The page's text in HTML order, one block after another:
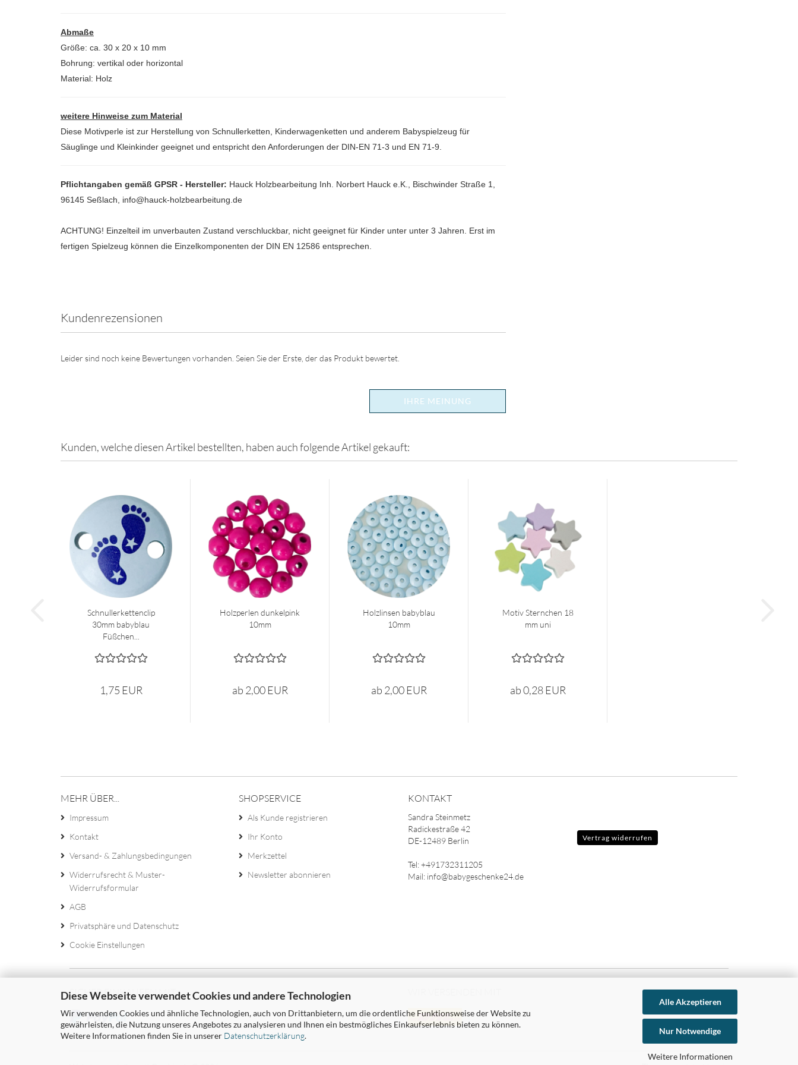
Diese Webseite verwendet Cookies und andere Technologien
Wir verwenden Cookies und ähnliche Technologien, auch von Drittanbietern, um die ordentliche Funktionsweise der Website zu
gewährleisten, die Nutzung unseres Angebotes zu analysieren und Ihnen ein bestmögliches Einkaufserlebnis bieten zu können.
Weitere Informationen finden Sie in unserer Datenschutzerklärung.
Alle Akzeptieren
Nur Notwendige
Weitere Informationen
Abmaße
Größe: ca. 30 x 20 x 10 mm
Bohrung: vertikal oder horizontal
Material: Holz
weitere Hinweise zum Material
Diese Motivperle ist zur Herstellung von Schnullerketten, Kinderwagenketten und anderem Babyspielzeug für
Säuglinge und Kleinkinder geeignet und entspricht den Anforderungen der DIN-EN 71-3 und EN 71-9
Pflichtangaben gemäß GPSR - Hersteller: Hauck Holzbearbeitung Inh. Norbert Hauck e.K., Bischwinder Straße 1,
96145 Seßlach, info@hauck-holzbearbeitung.de
ACHTUNG! Einzelteil im unverbauten Zustand verschluckbar, nicht geeignet für Kinder unter unter 3 Jahren. Erst im
fertigen Spielzeug können die Einzelkomponenten der DIN EN 12586 entsprechen.
Kundenrezensionen
Leider sind noch keine Bewertungen vorhanden. Seien Sie der Erste, der das Produkt bewertet.
IHRE MEINUNG
Kunden, welche diesen Artikel bestellten, haben auch folgende Artikel gekauft:
Schnullerkettenclip
30mm babyblau
Füßchen...
1,75 EUR
Holzperlen dunkelpink
10mm
ab 2,00 EUR
Holzlinsen babyblau
10mm
ab 2,00 EUR
Motiv Sternchen 18
mm uni
ab 0,28 EUR
MEHR ÜBER...
Impressum
Kontakt
Versand- & Zahlungsbedingungen
Widerrufsrecht & Muster-
Widerrufsformular
AGB
Privatsphäre und Datenschutz
Cookie Einstellungen
SHOPSERVICE
Als Kunde registrieren
Ihr Konto
Merkzettel
Newsletter abonnieren
KONTAKT
Sandra Steinmetz
Radickestraße 42
DE-12489 Berlin
Tel: +491732311205
Mail: info@babygeschenke24.de
Vertrag widerrufen
SICHER EINKAUFEN MIT